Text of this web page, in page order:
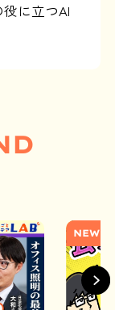
に立つAI
NEW